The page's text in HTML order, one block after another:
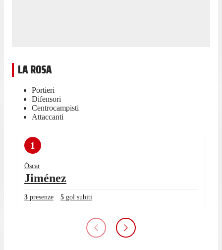
LA ROSA
Portieri
Difensori
Centrocampisti
Attaccanti
1
Óscar
Jiménez
3 presenze 5 gol subiti